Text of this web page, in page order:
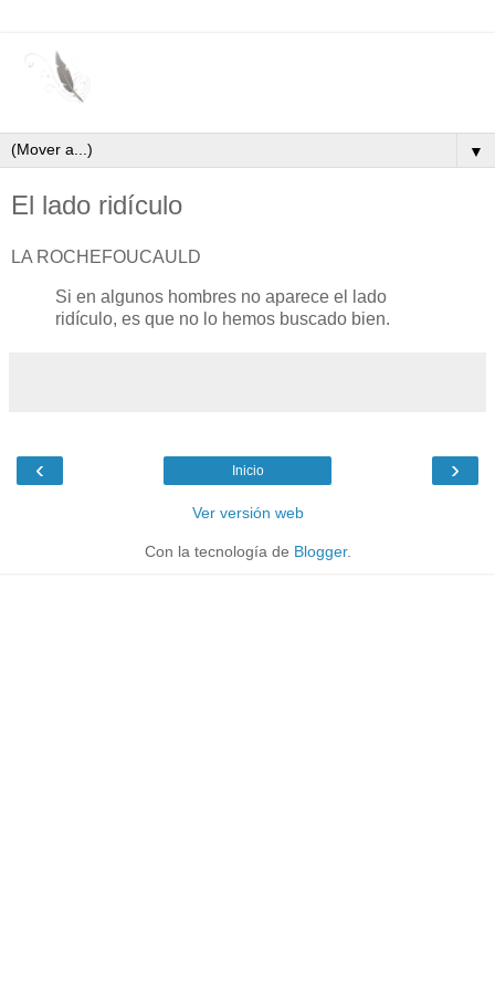
▼
El lado ridículo
LA ROCHEFOUCAULD
Si en algunos hombres no aparece el lado
ridículo, es que no lo hemos buscado bien.
‹ ›
Inicio
Ver versión web
Con la tecnología de Blogger.